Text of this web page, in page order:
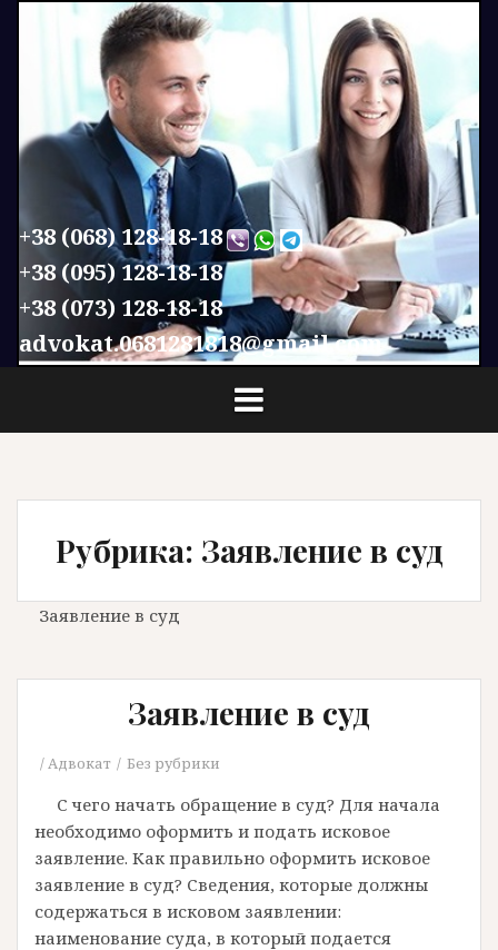
+38 (068) 128-18-18
+38 (095) 128-18-18
+38 (073) 128-18-18
advokat.0681281818@gmail.com
Рубрика: Заявление в суд
Заявление в суд
Заявление в суд
Адвокат Без рубрики
С чего начать обращение в суд? Для начала
необходимо оформить и подать исковое
заявление. Как правильно оформить исковое
заявление в суд? Сведения, которые должны
содержаться в исковом заявлении:
наименование суда, в который подается